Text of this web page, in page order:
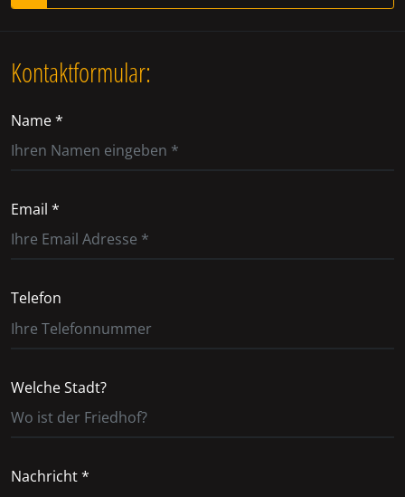
Kontaktformular:
Name *
Email *
Telefon
Welche Stadt?
Nachricht *